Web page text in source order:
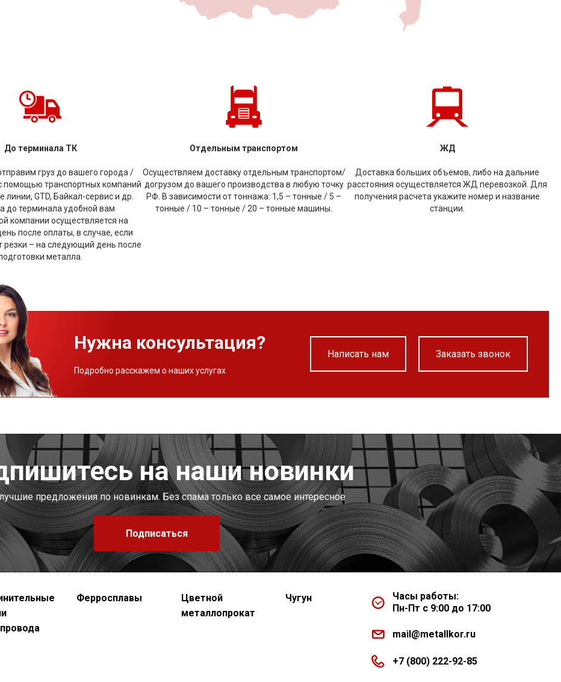
До терминала ТК
груз до вашего города /
помощью транспортных компаний
GTD, Байкал-сервис и др.
до терминала удобной вам
компании осуществляется на
после оплаты, в случае, если
резки – на следующий день после
металла.
Отдельным транспортом
Осуществляем доставку отдельным транспортом/
догрузом до вашего производства в любую точку
РФ. В зависимости от тоннажа: 1,5 – тонные / 5 –
тонные / 10 – тонные / 20 – тонные машины.
ЖД
Доставка больших объемов, либо на дальние
расстояния осуществляется ЖД перевозкой. Для
получения расчета укажите номер и название
станции.
Нужна консультация?
Подробно расскажем о наших услугах
Написать нам Заказать звонок
на наши новинки
предложения по новинкам. Без спама только все самое интересное
Подписаться
Ферросплавы
Цветной
металлопрокат
Чугун
Часы работы:
Пн-Пт с 9:00 до 17:00
mail@metallkor.ru
+7 (800) 222-92-85